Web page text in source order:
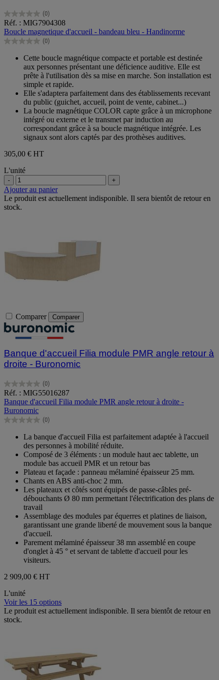
(0)
0.0
sur
5
étoiles.
Réf. : MIG7904308
Boucle magnetique d'accueil - bandeau bleu - Handinorme
(0)
0.0
étoiles.
Cette boucle magnétique compacte et portable est destinée
aux personnes présentant une déficience auditive. Elle est
prête à l'utilisation dès sa mise en marche. Son installation est
simple et rapide.
Elle s'adaptera parfaitement dans des établissements recevant
du public (guichet, accueil, point de vente, cabinet...)
La boucle magnétique COLOR capte grâce à un microphone
intégré ou externe et le transmet par induction au
correspondant grâce à sa boucle magnétique intégrée. Les
signaux sont alors captés par des prothèses auditives.
305,00 € HT
L'unité
- +
Ajouter au panier
Le produit est actuellement indisponible. Il sera bientôt de retour en
stock.
Comparer Comparer
Banque d'accueil Filia module PMR angle retour à
droite - Buronomic
(0)
0.0
sur
5
étoiles.
Réf. : MIG55016287
Banque d'accueil Filia module PMR angle retour à droite -
Buronomic
(0)
0.0
étoiles.
La banque d'accueil Filia est parfaitement adaptée à l'accueil
des personnes à mobilité réduite.
Composé de 3 éléments : un module haut aec tablette, un
module bas accueil PMR et un retour bas
Plateau et façade : panneau mélaminé épaisseur 25 mm.
Chants en ABS anti-choc 2 mm.
Les plateaux et côtés sont équipés de passe-câbles pré-
débouchants Ø 80 mm permettant l'électrification des plans de
travail
Assemblage des modules par équerres et platines de liaison,
garantissant une grande liberté de mouvement sous la banque
d'accueil.
Parement mélaminé épaisseur 38 mn assemblé en coupe
d'onglet à 45 ° et servant de tablette d'accueil pour les
visiteurs.
2 909,00 € HT
L'unité
Voir les 15 options
Le produit est actuellement indisponible. Il sera bientôt de retour en
stock.